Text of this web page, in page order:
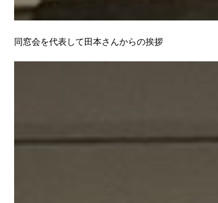
同窓会を代表して田本さんからの挨拶